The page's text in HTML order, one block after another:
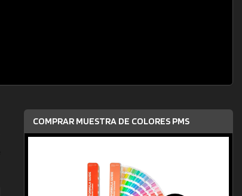
COMPRAR MUESTRA DE COLORES PMS